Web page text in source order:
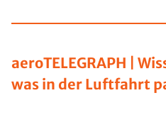
aeroTELEGRAPH |
was in der Luftfahrt